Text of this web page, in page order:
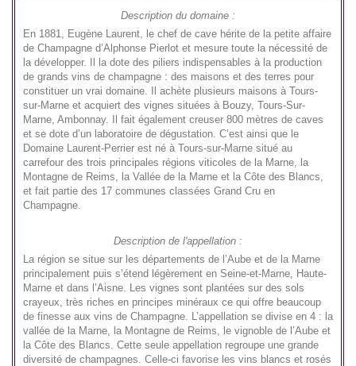
Description du domaine :
En 1881, Eugène Laurent, le chef de cave hérite de la petite affaire
de Champagne d’Alphonse Pierlot et mesure toute la nécessité de
la développer. Il la dote des piliers indispensables à la production
de grands vins de champagne : des maisons et des terres pour
constituer un vrai domaine. Il achète plusieurs maisons à Tours-
sur-Marne et acquiert des vignes situées à Bouzy, Tours-Sur-
Marne, Ambonnay. Il fait également creuser 800 mètres de caves
et se dote d’un laboratoire de dégustation. C’est ainsi que le
Domaine Laurent-Perrier est né à Tours-sur-Marne situé au
carrefour des trois principales régions viticoles de la Marne, la
Montagne de Reims, la Vallée de la Marne et la Côte des Blancs,
et fait partie des 17 communes classées Grand Cru en
Champagne.
Description de l'appellation :
La région se situe sur les départements de l’Aube et de la Marne
principalement puis s’étend légèrement en Seine-et-Marne, Haute-
Marne et dans l’Aisne. Les vignes sont plantées sur des sols
crayeux, très riches en principes minéraux ce qui offre beaucoup
de finesse aux vins de Champagne. L’appellation se divise en 4 : la
vallée de la Marne, la Montagne de Reims, le vignoble de l’Aube et
la Côte des Blancs. Cette seule appellation regroupe une grande
diversité de champagnes. Celle-ci favorise les vins blancs et rosés